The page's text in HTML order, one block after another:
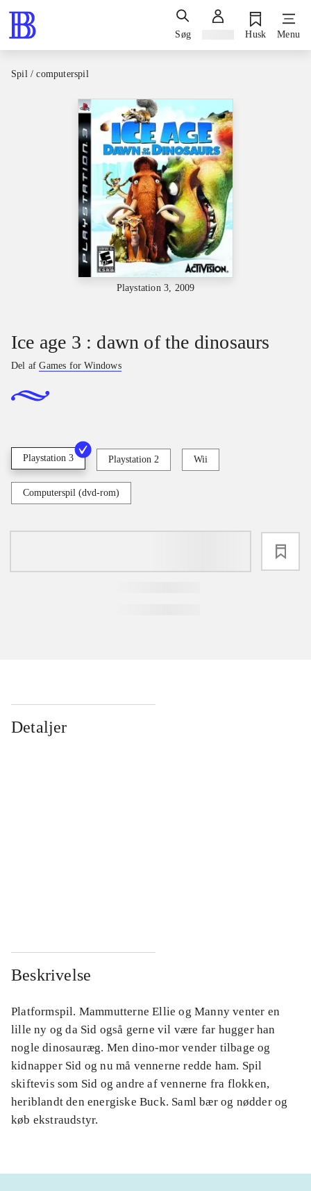
Søg Husk Menu
Spil / computerspil
Playstation 3, 2009
Ice age 3 : dawn of the dinosaurs
Del afGames for Windows
Playstation 3 Playstation 2 Wii
Computerspil (dvd-rom)
Detaljer
Beskrivelse
Platformspil. Mammutterne Ellie og Manny venter en
lille ny og da Sid også gerne vil være far hugger han
nogle dinosauræg. Men dino-mor vender tilbage og
kidnapper Sid og nu må vennerne redde ham. Spil
skiftevis som Sid og andre af vennerne fra flokken,
heriblandt den energiske Buck. Saml bær og nødder og
køb ekstraudstyr.